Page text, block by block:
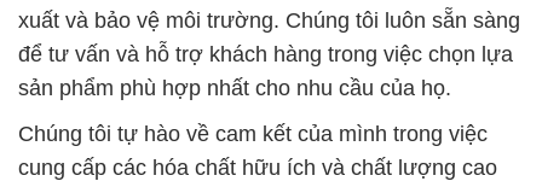
xuất và bảo vệ môi trường. Chúng tôi luôn sẵn sàng
để tư vấn và hỗ trợ khách hàng trong việc chọn lựa
sản phẩm phù hợp nhất cho nhu cầu của họ.
Chúng tôi tự hào về cam kết của mình trong việc
cung cấp các hóa chất hữu ích và chất lượng cao